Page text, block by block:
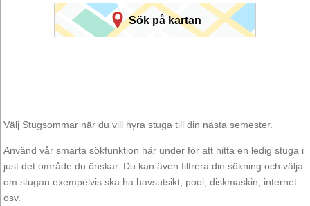
Sök på kartan
Välj Stugsommar när du vill hyra stuga till din nästa semester.
Använd vår smarta sökfunktion här under för att hitta en ledig stuga i
just det område du önskar. Du kan även filtrera din sökning och välja
om stugan exempelvis ska ha havsutsikt, pool, diskmaskin, internet
osv.